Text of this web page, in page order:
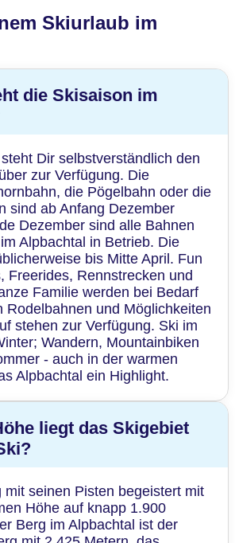
Skiurlaub im
die Skisaison im
Dir selbstverständlich den
zur Verfügung. Die
die Pögelbahn oder die
sind ab Anfang Dezember
Dezember sind alle Bahnen
Alpbachtal in Betrieb. Die
bis Mitte April. Fun
Freerides, Rennstrecken und
Familie werden bei Bedarf
Rodelbahnen und Möglichkeiten
stehen zur Verfügung. Ski im
Wandern, Mountainbiken
- auch in der warmen
Alpbachtal ein Highlight.
liegt das Skigebiet
mit seinen Pisten begeistert mit
Höhe auf knapp 1.900
Berg im Alpbachtal ist der